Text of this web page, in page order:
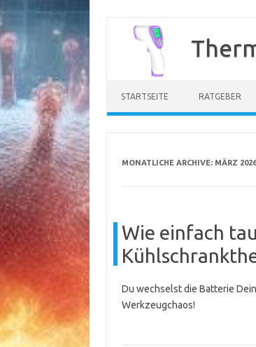
springen
STARTSEITE RATGEBER
MONATLICHE ARCHIVE: MÄRZ 2026
Wie einfach
Du wechselst die Batterie
Werkzeugchaos!